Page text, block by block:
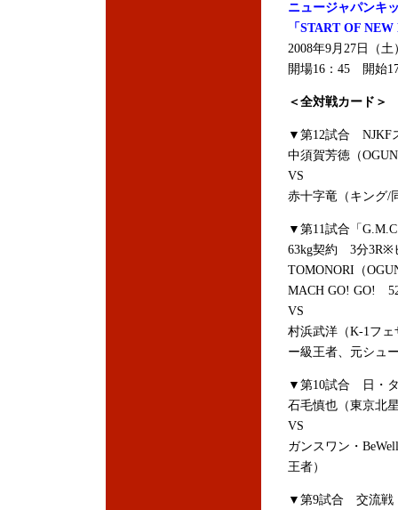
ニュージャパンキ
「START OF
2008年9月27日（
開場16：45 開始
＜全対戦カード＞
▼第12試合 NJKF
中須賀芳徳（
VS
赤十字竜（キング/
▼第11試合「
63kg契約 3分3R※
TOMONORI（
MACH GO! GO!
VS
村浜武洋（K-1フ
ー級王者、元シュ
▼第10試合 日・
石毛慎也（東京北
VS
ガンスワン・
王者）
▼第9試合 交流戦